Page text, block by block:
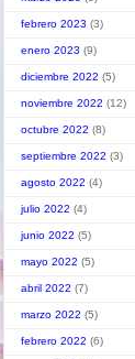
febrero 2023 (3)
enero 2023 (9)
diciembre 2022 (5)
noviembre 2022 (12)
octubre 2022 (8)
septiembre 2022 (3)
agosto 2022 (4)
julio 2022 (4)
junio 2022 (5)
mayo 2022 (5)
abril 2022 (7)
marzo 2022 (5)
febrero 2022 (6)